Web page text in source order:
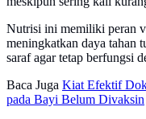
Nutrisi ini memiliki peran
meningkatkan daya tahan
saraf agar tetap berfungsi
Baca Juga Kiat Efektif
pada Bayi Belum Divaksin